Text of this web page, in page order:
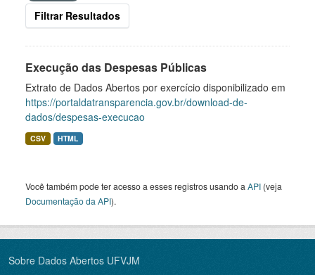
Filtrar Resultados
Execução das Despesas Públicas
Extrato de Dados Abertos por exercício disponibilizado em
https://portaldatransparencia.gov.br/download-de-
dados/despesas-execucao
CSV HTML
Você também pode ter acesso a esses registros usando a API (veja
Documentação da API).
Sobre Dados Abertos UFVJM